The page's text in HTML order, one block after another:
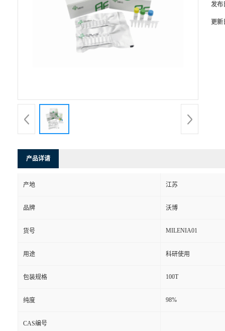
发布
更新
产品详请
产地 江苏
品牌 沃博
货号 MILENIA01
用途 科研使用
包装规格 100T
纯度 98%
CAS编号